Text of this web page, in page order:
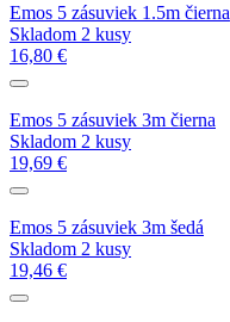
Emos 5 zásuviek 1.5m čierna
Skladom 2 kusy
16,80 €
Emos 5 zásuviek 3m čierna
Skladom 2 kusy
19,69 €
Emos 5 zásuviek 3m šedá
Skladom 2 kusy
19,46 €